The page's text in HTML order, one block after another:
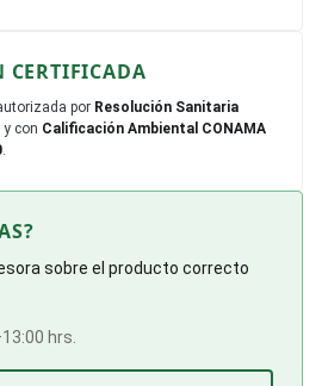
CERTIFICADA
por Resolución Sanitaria
y con Calificación Ambiental CONAMA
.
sobre el producto correcto
hrs.